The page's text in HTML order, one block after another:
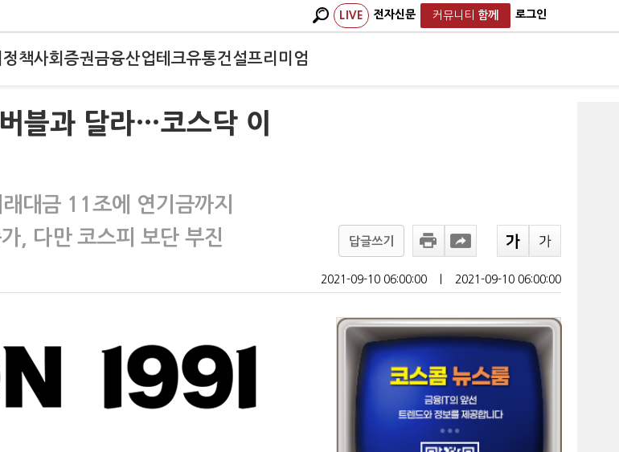
LIVE 전자신문 커뮤니티 함께 로그인
정책사회 증권금융산업테크유통건설프리미엄
블과 달라…코스닥 이
대금 11조에 연기금까지
, 다만 코스피 보단 부진
답글쓰기
2021-09-10 06:00:00 2021-09-10 06:00:00